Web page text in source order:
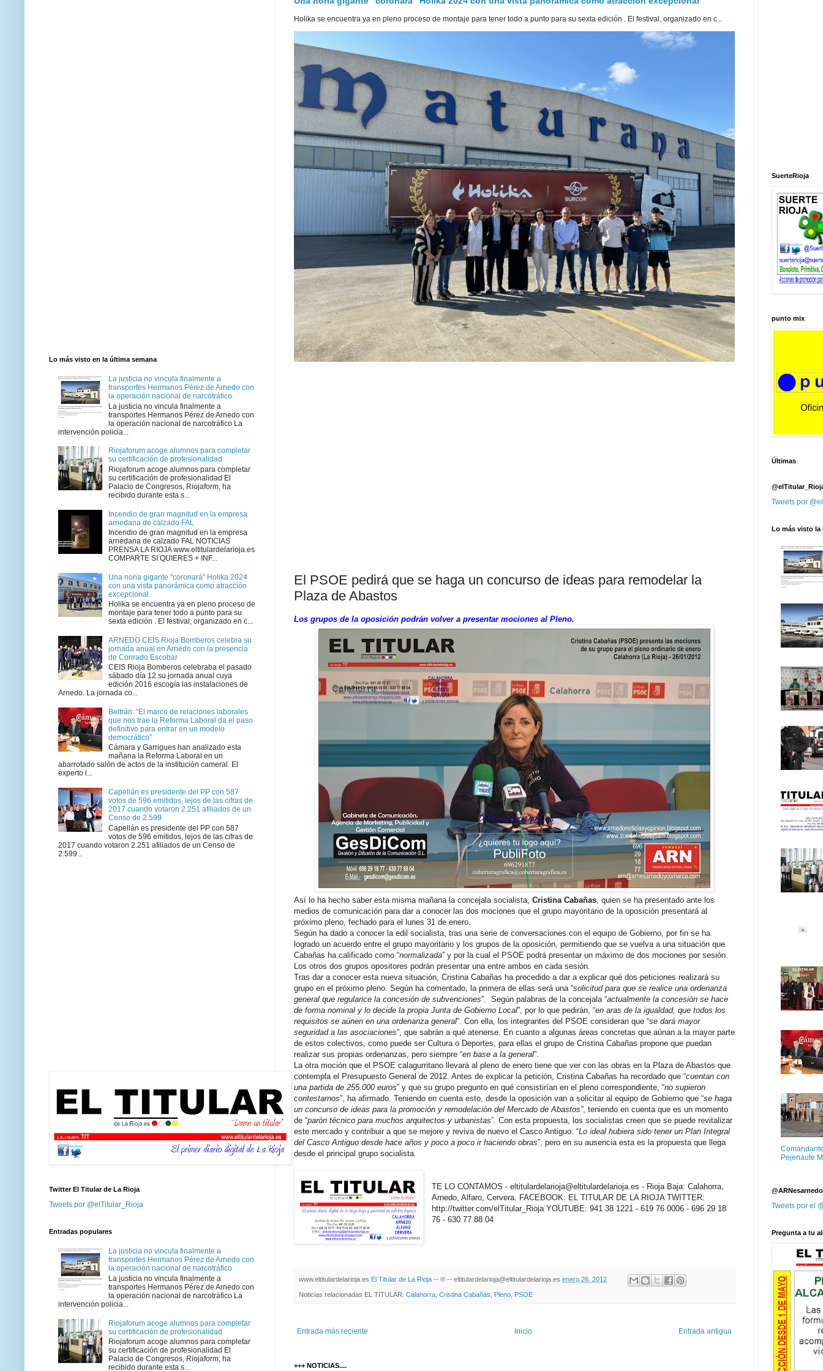
Holika se encuentra ya en pleno proceso de montaje para tener todo a punto para su sexta edición . El festival, organizado en c...
El PSOE pedirá que se haga un concurso de ideas para remodelar la
Plaza de Abastos
Los grupos de la oposición podrán volver a presentar mociones al Pleno.
Así lo ha hecho saber esta misma mañana la concejala socialista, Cristina Cabañas , quien se ha presentado ante los
medios de comunicación para dar a conocer las dos mociones que el grupo mayoritario de la oposición presentará al
próximo pleno, fechado para el lunes 31 de enero.
Según ha dado a conocer la edil socialista, tras una serie de conversaciones con el equipo de Gobierno, por fin se ha
logrado un acuerdo entre el grupo mayoritario y los grupos de la oposición, permitiendo que se vuelva a una situación que
Cabañas ha calificado como “normalizada” y por la cual el PSOE podrá presentar un máximo de dos mociones por sesión.
Los otros dos grupos opositores podrán presentar una entre ambos en cada sesión.
Tras dar a conocer esta nueva situación, Cristina Cabañas ha procedido a dar a explicar qué dos peticiones realizará su
grupo en el próximo pleno. Según ha comentado, la primera de ellas será una “solicitud para que se realice una ordenanza
general que regularice la concesión de subvenciones”. Según palabras de la concejala “actualmente la concesión se hace
de forma nominal y lo decide la propia Junta de Gobierno Local”, por lo que pedirán, “en aras de la igualdad, que todos los
requisitos se aúnen en una ordenanza general”. Con ella, los integrantes del PSOE consideran que “se dará mayor
seguridad a las asociaciones”, que sabrán a qué atenerse. En cuanto a algunas áreas concretas que aúnan a la mayor parte
de estos colectivos, como puede ser Cultura o Deportes, para ellas el grupo de Cristina Cabañas propone que puedan
realizar sus propias ordenanzas, pero siempre “en base a la general”.
La otra moción que el PSOE calagurritano llevará al pleno de enero tiene que ver con las obras en la Plaza de Abastos que
contempla el Presupuesto General de 2012. Antes de explicar la petición, Cristina Cabañas ha recordado que “cuentan con
una partida de 255.000 euros” y que su grupo pregunto en qué consistirían en el pleno correspondiente, “no supieron
contestarnos”, ha afirmado. Teniendo en cuenta esto, desde la oposición van a solicitar al equipo de Gobierno que “se haga
un concurso de ideas para la promoción y remodelación del Mercado de Abastos”, teniendo en cuenta que es un momento
de “parón técnico para muchos arquitectos y urbanistas”. Con esta propuesta, los socialistas creen que se puede revitalizar
este mercado y contribuir a que se mejore y reviva de nuevo el Casco Antiguo. “Lo ideal hubiera sido tener un Plan Integral
del Casco Antiguo desde hace años y poco a poco ir haciendo obras”, pero en su ausencia esta es la propuesta que llega
desde el principal grupo socialista.
TE LO CONTAMOS - eltitulardelarioja@eltitulardelarioja.es - Rioja Baja: Calahorra,
Arnedo, Alfaro, Cervera. FACEBOOK: EL TITULAR DE LA RIOJA TWITTER:
http://twitter.com/elTitular_Rioja YOUTUBE: 941 38 1221 - 619 76 0006 - 696 29 18
76 - 630 77 88 04
www.eltitulardelarioja.es El Titular de La Rioja -- ® -- eltitulardelarioja@eltitulardelarioja.es enero 26, 2012
Noticias relacionadas EL TITULAR: Calahorra Cristina Cabañas Pleno PSOE
Entrada más reciente Entrada antigua
Inicio
+++ NOTICIAS....
Lo más visto en la última semana
La justicia no vincula finalmente a
transportes Hermanos Pérez de Arnedo con
la operación nacional de narcotráfico
La justicia no vincula finalmente a
transportes Hermanos Pérez de Arnedo con
la operación nacional de narcotráfico La
intervención policia...
Riojaforum acoge alumnos para completar
su certificación de profesionalidad
Riojaforum acoge alumnos para completar
su certificación de profesionalidad El
Palacio de Congresos, Riojaform, ha
recibido durante esta s...
Incendio de gran magnitud en la empresa
arnedana de calzado FAL
Incendio de gran magnitud en la empresa
arnedana de calzado FAL NOTICIAS
PRENSA LA RIOJA www.eltitulardelarioja.es
COMPARTE SI QUIERES + INF...
Una noria gigante "coronará" Holika 2024
con una vista panorámica como atracción
excepcional
Holika se encuentra ya en pleno proceso de
montaje para tener todo a punto para su
sexta edición . El festival, organizado en c...
ARNEDO CEIS Rioja Bomberos celebra su
jornada anual en Arnedo con la presencia
de Conrado Escobar
CEIS Rioja Bomberos celebraba el pasado
sábado día 12 su jornada anual cuya
edición 2016 escogía las instalaciones de
Arnedo. La jornada co...
Beltrán: “El marco de relaciones laborales
que nos trae la Reforma Laboral da el paso
definitivo para entrar en un modelo
democrático”
Cámara y Garrigues han analizado esta
mañana la Reforma Laboral en un
abarrotado salón de actos de la institución cameral. El
experto l...
Capellán es presidente del PP con 587
votos de 596 emitidos, lejos de las cifras de
2017 cuando votaron 2.251 afiliados de un
Censo de 2.599
Capellán es presidente del PP con 587
votos de 596 emitidos, lejos de las cifras de
2017 cuando votaron 2.251 afiliados de un Censo de
2.599...
Twitter El Titular de La Rioja
Tweets por @elTitular_Rioja
Entradas populares
La justicia no vincula finalmente a
transportes Hermanos Pérez de Arnedo con
la operación nacional de narcotráfico
La justicia no vincula finalmente a
transportes Hermanos Pérez de Arnedo con
la operación nacional de narcotráfico La
intervención policia...
Riojaforum acoge alumnos para completar
su certificación de profesionalidad
Riojaforum acoge alumnos para completar
su certificación de profesionalidad El
Palacio de Congresos, Riojaform, ha
recibido durante esta s...
SuerteRioja
punto mix
Últimas
Tweets por
Lo más visto la
Pejenaute
@ARNesarnedo
Tweets por el
Pregunta a tu